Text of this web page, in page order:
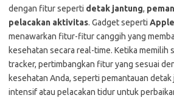
dengan fitur seperti detak jantung,
pelacakan aktivitas. Gadget seperti
menawarkan fitur-fitur canggih yang
kesehatan secara real-time. Ketika memilih
tracker, pertimbangkan fitur yang sesuai
kesehatan Anda, seperti pemantauan
intensif atau pelacakan tidur untuk